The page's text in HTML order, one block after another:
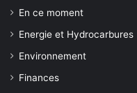
En ce moment
Energie et Hydrocarbures
Environnement
Finances